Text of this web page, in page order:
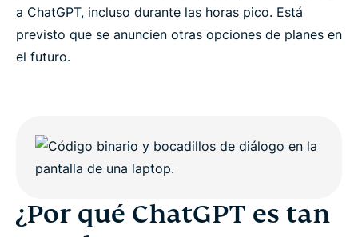
a ChatGPT, incluso durante las horas pico. Está
previsto que se anuncien otras opciones de planes en
el futuro.
¿Por qué ChatGPT es tan